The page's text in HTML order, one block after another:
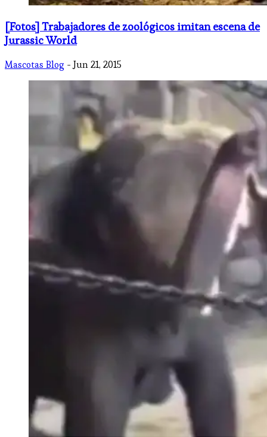
[Fotos] Trabajadores de zoológicos imitan escena de
Jurassic World
Mascotas Blog - Jun 21, 2015